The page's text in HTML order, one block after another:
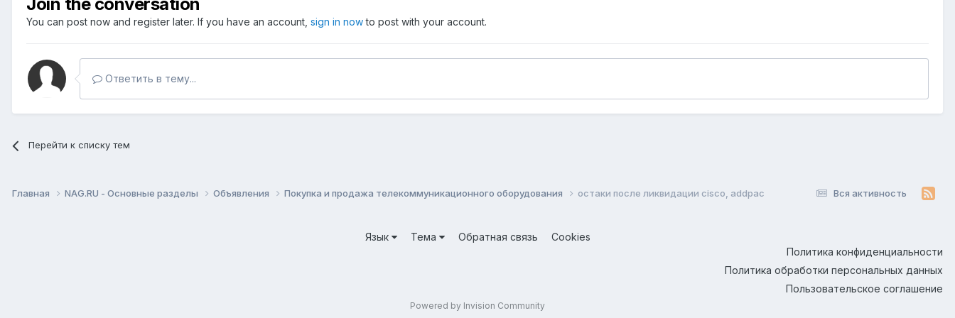
You can post now and register later. If you have an account, sign in nowto post with your account.
Ответить в тему...
Перейти к списку тем
Вся активность
Главная NAG.RU - Основные разделы Объявления Покупка и продажа телекоммуникационного оборудования остаки после ликвидации cisco, addpac
Язык Тема Обратная связь
Cookies
Политика конфиденциальности
Политика обработки персональных данных
Пользовательское соглашение
Powered by Invision Community